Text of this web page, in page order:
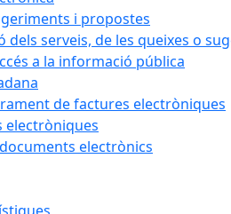
i propostes
dels serveis, de les queixes o
a la informació pública
de factures electròniques
electròniques
electrònics